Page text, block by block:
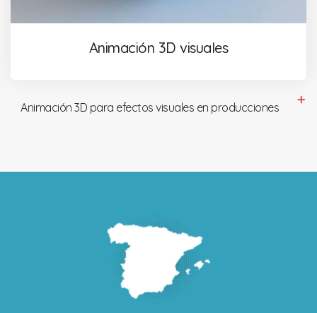
Animación 3D visuales
Animación 3D para efectos visuales en producciones